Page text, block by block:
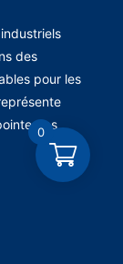
des
pour les
des
0